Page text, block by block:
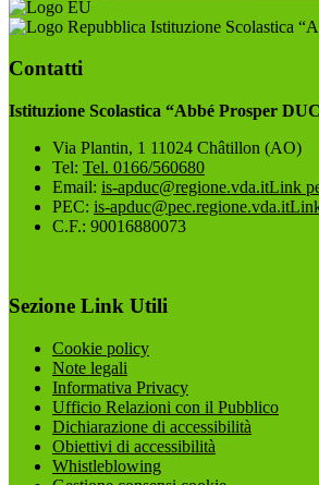
Istituzione Scolastica
Contatti
Istituzione Scolastica “Abbé Prosper
Via Plantin, 1 11024 Châtillon (AO)
Tel: Tel. 0166/560680
Email: is-apduc@regione.vda.itLink
PEC: is-apduc@pec.regione.vda.it
C.F.: 90016880073
Sezione Link Utili
Cookie policy
Note legali
Informativa Privacy
Ufficio Relazioni con il Pubblico
Dichiarazione di accessibilità
Obiettivi di accessibilità
Whistleblowing